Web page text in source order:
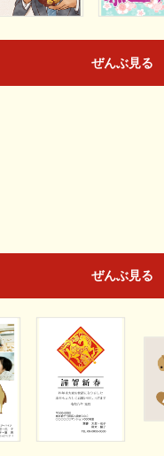
ぜんぶ見る
ぜんぶ見る